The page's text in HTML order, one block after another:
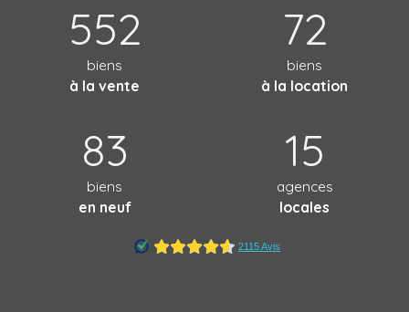
552
biens
à la vente
72
biens
à la location
83
biens
en neuf
15
agences
locales